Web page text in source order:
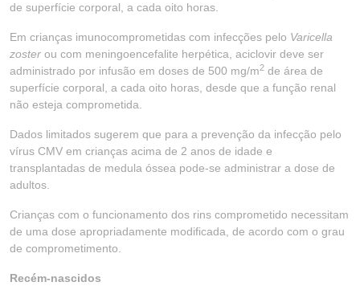
de superfície corporal, a cada oito horas.
Em crianças imunocomprometidas com infecções pelo Varicella
zoster ou com meningoencefalite herpética, aciclovir deve ser
administrado por infusão em doses de 500 mg/m2 de área de
superfície corporal, a cada oito horas, desde que a função renal
não esteja comprometida.
Dados limitados sugerem que para a prevenção da infecção pelo
vírus CMV em crianças acima de 2 anos de idade e
transplantadas de medula óssea pode-se administrar a dose de
adultos.
Crianças com o funcionamento dos rins comprometido necessitam
de uma dose apropriadamente modificada, de acordo com o grau
de comprometimento.
Recém-nascidos